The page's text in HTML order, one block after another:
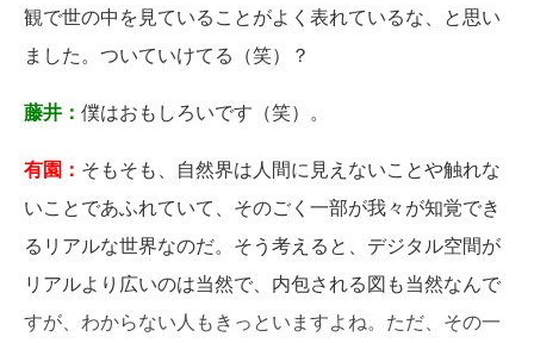
観で世の中を見ていることがよく表れているな、と思い
ました。ついていけてる（笑）？
藤井： 僕はおもしろいです（笑）。
有園： そもそも、自然界は人間に見えないことや触れな
いことであふれていて、そのごく一部が我々が知覚でき
るリアルな世界なのだ。そう考えると、デジタル空間が
リアルより広いのは当然で、内包される図も当然なんで
すが、わからない人もきっといますよね。ただ、その一